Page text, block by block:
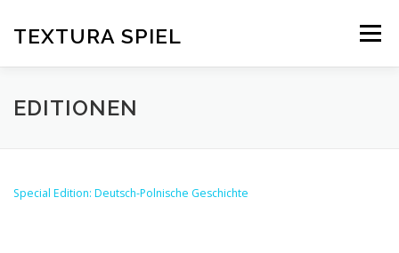
springen
TEXTURA SPIEL Menü
DAS SPIELPRINZIP
EDITIONEN
Special Edition: Deutsch-Polnische Geschichte